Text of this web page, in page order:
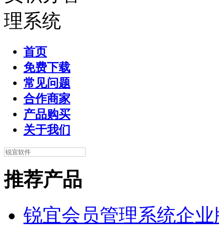
首页
免费下载
常见问题
合作商家
产品购买
关于我们
推荐产品
锐宜会员管理系统企